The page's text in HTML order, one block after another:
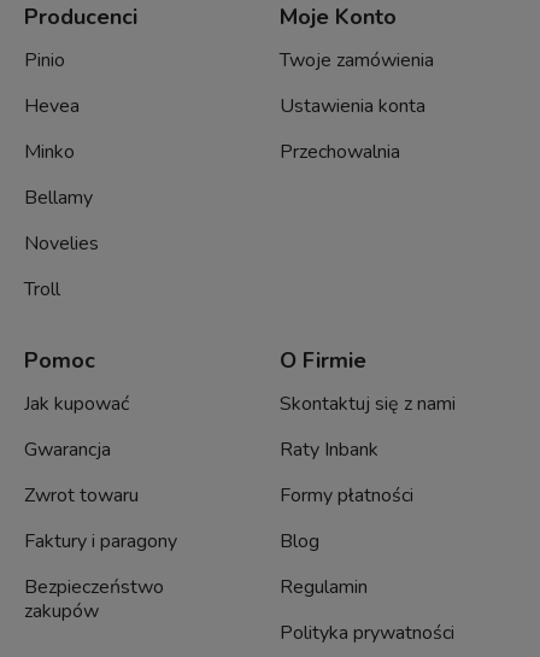
Producenci
Pinio
Hevea
Minko
Bellamy
Novelies
Troll
Moje Konto
Twoje zamówienia
Ustawienia konta
Przechowalnia
Pomoc
Jak kupować
Gwarancja
Zwrot towaru
Faktury i paragony
Bezpieczeństwo
zakupów
O Firmie
Skontaktuj się z nami
Raty Inbank
Formy płatności
Blog
Regulamin
Polityka prywatności